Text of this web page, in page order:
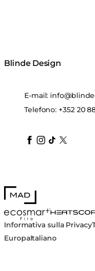
Blinde Design
E-mail:
Telefono: +352 20
blindedesign
blindedesign
blindedesign
blinde-
MAD Design
EcoSmart Fire
Informativa sulla Privacy
EuropaItaliano